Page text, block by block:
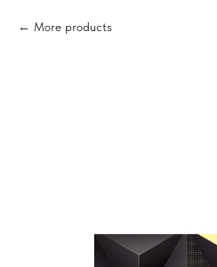
More products